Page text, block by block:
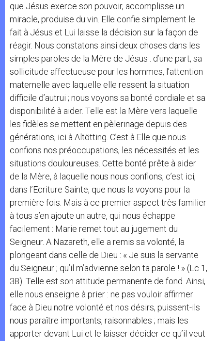
que Jésus exerce son pouvoir, accomplisse un
miracle, produise du vin. Elle confie simplement le
fait à Jésus et Lui laisse la décision sur la façon de
réagir. Nous constatons ainsi deux choses dans les
simples paroles de la Mère de Jésus : d’une part, sa
sollicitude affectueuse pour les hommes, l’attention
maternelle avec laquelle elle ressent la situation
difficile d’autrui ; nous voyons sa bonté cordiale et sa
disponibilité à aider. Telle est la Mère vers laquelle
les fidèles se mettent en pèlerinage depuis des
générations, ici à Altötting. C’est à Elle que nous
confions nos préoccupations, les nécessités et les
situations douloureuses. Cette bonté prête à aider
de la Mère, à laquelle nous nous confions, c’est ici,
dans l’Ecriture Sainte, que nous la voyons pour la
première fois. Mais à ce premier aspect très familier
à tous s’en ajoute un autre, qui nous échappe
facilement : Marie remet tout au jugement du
Seigneur. A Nazareth, elle a remis sa volonté, la
plongeant dans celle de Dieu : « Je suis la servante
du Seigneur ; qu’il m’advienne selon ta parole ! » (Lc 1,
38). Telle est son attitude permanente de fond. Ainsi,
elle nous enseigne à prier : ne pas vouloir affirmer
face à Dieu notre volonté et nos désirs, puissent-ils
nous paraître importants, raisonnables ; mais les
apporter devant Lui et le laisser décider ce qu’il veut